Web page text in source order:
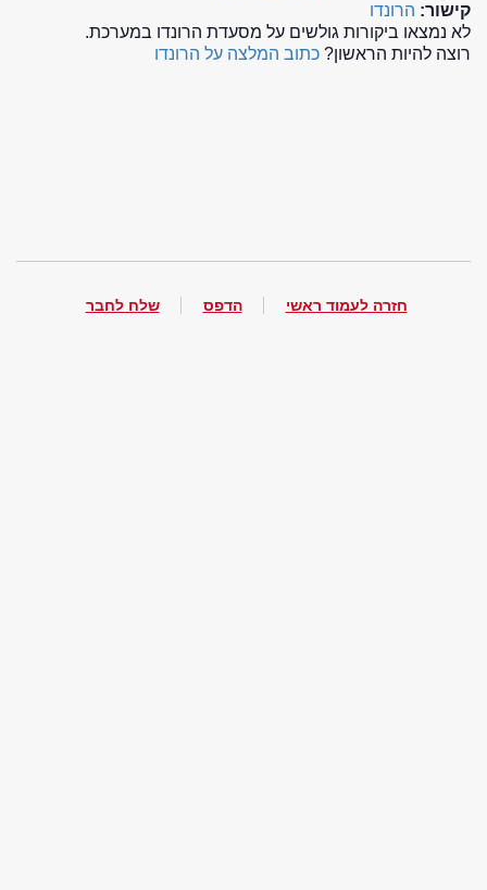
קישור: הרונדו
לא נמצאו ביקורות גולשים על מסעדת הרונדו במערכת.
רוצה להיות הראשון? כתוב המלצה על הרונדו
חזרה לעמוד ראשי הדפס שלח לחבר